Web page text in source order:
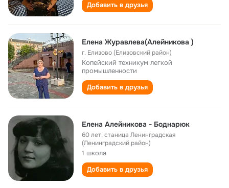
Добавить в друзья
Елена Журавлева(Aлейникова )
г. Елизово (Елизовский район)
Копейский техникум легкой
промышленности
Добавить в друзья
Елена Алейникова - Боднарюк
60 лет,станица Ленинградская
(Ленинградский район)
1 школа
Добавить в друзья